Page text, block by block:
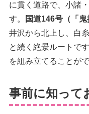
に貫く道路で、小諸
す。
国道146号（「
井沢から北上し、白
と続く絶景ルートで
を組み立てることがで
事前に知って